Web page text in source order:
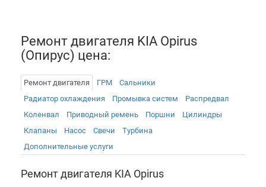
Ремонт двигателя KIA Opirus
(Опирус) цена:
Ремонт двигателя ГРМ
Сальники
Радиатор охлаждения
Промывка систем
Распредвал
Коленвал
Приводный ремень Поршни
Цилиндры
Клапаны
Насос Свечи
Турбина
Дополнительные услуги
Ремонт двигателя KIA Opirus